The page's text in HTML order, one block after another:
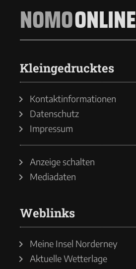
NOMOONLINE
Kleingedrucktes
Kontaktinformationen
Datenschutz
Impressum
Anzeige schalten
Mediadaten
Weblinks
Meine Insel Norderney
Aktuelle Wetterlage